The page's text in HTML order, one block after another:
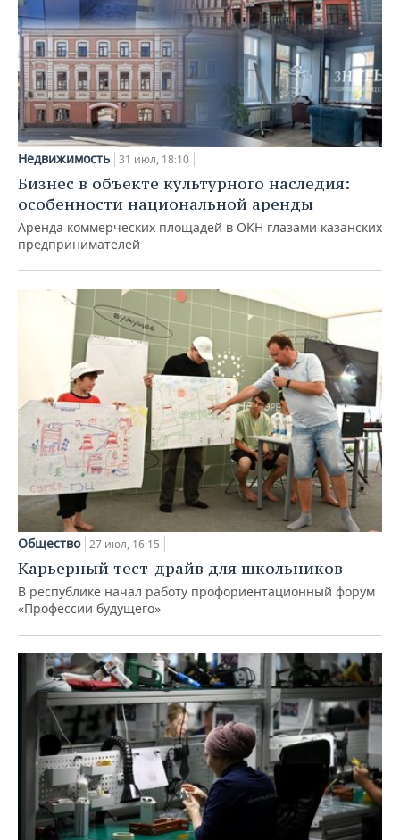
Недвижимость 31 июл, 18:10
Бизнес в объекте культурного наследия:
особенности национальной аренды
Аренда коммерческих площадей в ОКН глазами казанских
предпринимателей
Общество 27 июл, 16:15
Карьерный тест-драйв для школьников
В республике начал работу профориентационный форум
«Профессии будущего»